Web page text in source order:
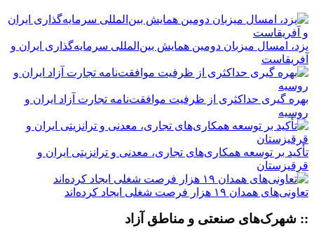
یزد، امسال میزبان دومین همایش بین‌المللی سرمایه‌گذاری ایران و
آفریقاست
بهره گیری حداکثری از ظرفیت موافقت‌نامه تجارت آزاد ایران و
روسیه
تأکید بر توسعه همکاری‌های تجاری، معدنی و ترانزیتی ایران و
قرقیزستان
تعاونی‌های همدان ۱۹ هزار فرصت شغلی ایجاد کرده‌اند
:: شهرک‌های صنعتی و مناطق آزاد